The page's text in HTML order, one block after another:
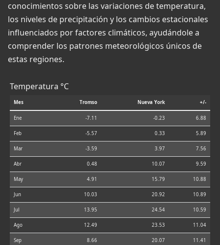
conocimientos sobre las variaciones de temperatura,
los niveles de precipitación y los cambios estacionales
influenciados por factores climáticos, ayudándole a
comprender los patrones meteorológicos únicos de
estas regiones.
Temperatura °C
Mes Tromso Nueva York +/-
Ene -7.11 -0.23 6.88
Feb -5.57 0.33 5.89
Mar -3.59 3.97 7.56
Abr 0.48 10.07 9.59
May 4.91 15.79 10.88
Jun 10.03 20.92 10.89
Jul 13.95 24.54 10.59
Ago 12.49 23.53 11.04
Sep 8.66 20.07 11.41